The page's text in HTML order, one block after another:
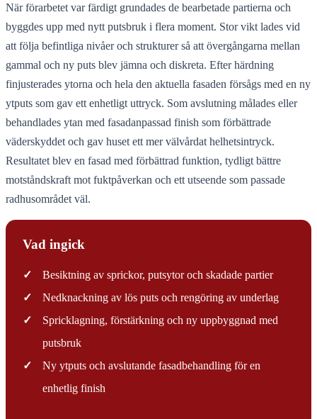
När förarbetet var färdigt grundades de bearbetade partierna och
byggdes upp med nytt putsbruk i flera moment. Stor vikt lades vid
att följa befintliga nivåer och strukturer så att övergångarna mellan
gammal och ny puts blev jämna och diskreta. Efter härdning
finjusterades ytorna och hela den aktuella fasaden försågs med en ny
ytputs som gav ett enhetligt uttryck. Som avslutning målades eller
behandlades ytan med fasadanpassad finish som förbättrade
väderskyddet och gav huset ett mer välvårdat helhetsintryck.
Resultatet blev en fasad med förbättrad funktion, tydligt bättre
motståndskraft mot fuktpåverkan och ett utseende som passade
radhusområdet väl.
Vad ingick
✓
Besiktning av sprickor, putsytor och skadade partier
✓
Nedknackning av lös puts och rengöring av underlag
✓
Spricklagning, förstärkning och ny uppbyggnad med
putsbruk
✓
Ny ytputs och avslutande fasadbehandling för en
enhetlig finish